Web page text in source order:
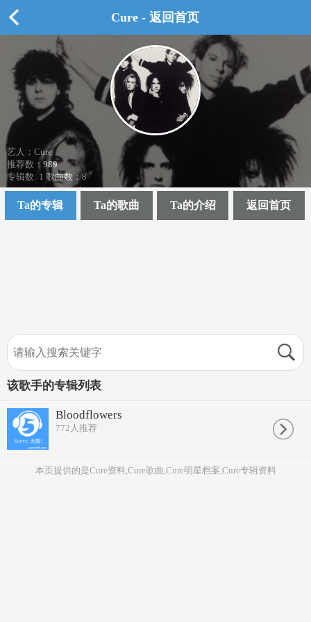
Cure - 返回首页
艺人：Cure
推荐数：989
专辑数: 1 歌曲数：8
Ta的专辑 Ta的歌曲 Ta的介绍 返回首页
该歌手的专辑列表
Bloodflowers
772 人推荐
本页提供的是Cure资料,Cure歌曲,Cure明星档案,Cure专辑资料